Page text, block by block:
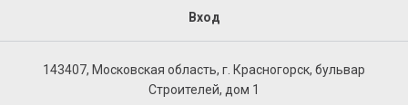
Вход
143407, Московская область, г. Красногорск, бульвар
Строителей, дом 1